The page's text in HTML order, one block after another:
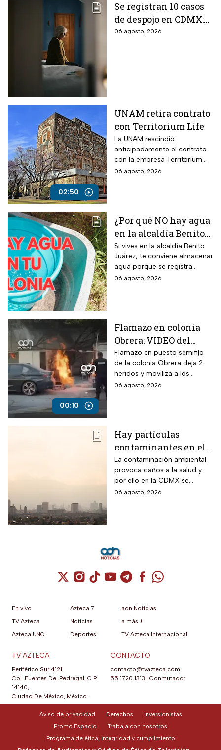
Se registran 10 casos
de despojo en CDMX:
adultos mayores son
06 agosto, 2026
02:50
UNAM retira contrato
con Territorium Life
La UNAM rescindió
anticipadamente el contrato
con la empresa Territorium
Life, encargada del examen
06 agosto, 2026
¿Por qué NO hay agua
en la alcaldía Benito
Juárez? Lista de
colonias afectadas
hasta el viernes
Si vives en la alcaldía Benito
Juárez, te conviene almacenar
agua porque se registra
suspensión del suministro por
06 agosto, 2026
00:10
Flamazo en colonia
Obrera: VIDEO del
siniestro en puesto
semifijo que dejó
heridos
Flamazo en puesto semifijo
de la colonia Obrera deja 2
heridos y moviliza a los
servicios de emergencia en
06 agosto, 2026
Hay partículas
contaminantes en el
ambiente; así está la
calidad del aire hoy
en CDMX
La contaminación ambiental
provoca daños a la salud y
por ello en la CDMX se
monitorea la calidad del aire
06 agosto, 2026
Cuenta de X / Twitter (se abre en una
Cuenta de Instagram (se abre en una
Cuenta de TikTok (se abre en
Cuenta de YouTube (se abre
Cuenta de Telegram (se
Cuenta de
Cuenta de
En vivo
TV Azteca
Azteca UNO
Azteca 7
Noticias
Deportes
adn Noticias
a más +
TV Azteca Internacional
TV AZTECA
Periférico Sur 4121,
Col. Fuentes Del Pedregal, C.P.
14140,
Ciudad De México, México.
CONTACTO
contacto@tvazteca.com
55 1720 1313
Conmutador
Aviso de privacidad Derechos
Inversionistas
Promo Espacio
Trabaja con nosotros
Programa de ética, integridad y cumplimiento